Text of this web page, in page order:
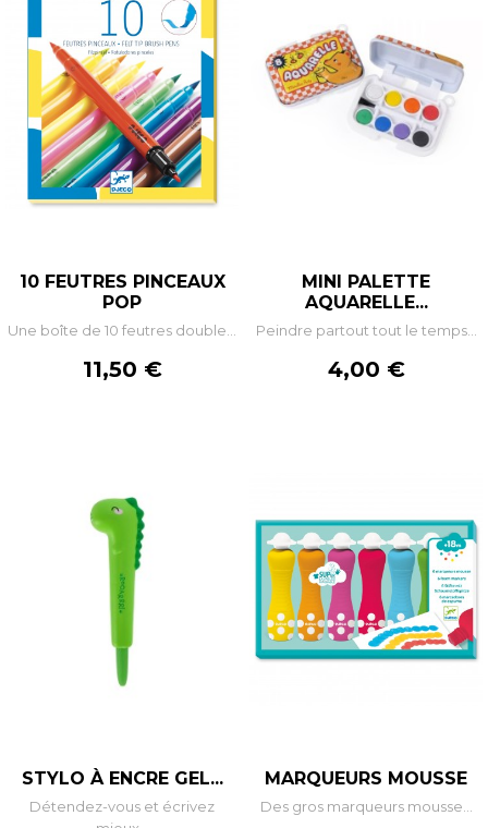
10 FEUTRES PINCEAUX
POP
Une boîte de 10 feutres double...
Prix
11,50 €
MINI PALETTE
AQUARELLE...
Peindre partout tout le temps...
Prix
4,00 €
STYLO À ENCRE GEL...
Détendez-vous et écrivez
MARQUEURS MOUSSE
Des gros marqueurs mousse...